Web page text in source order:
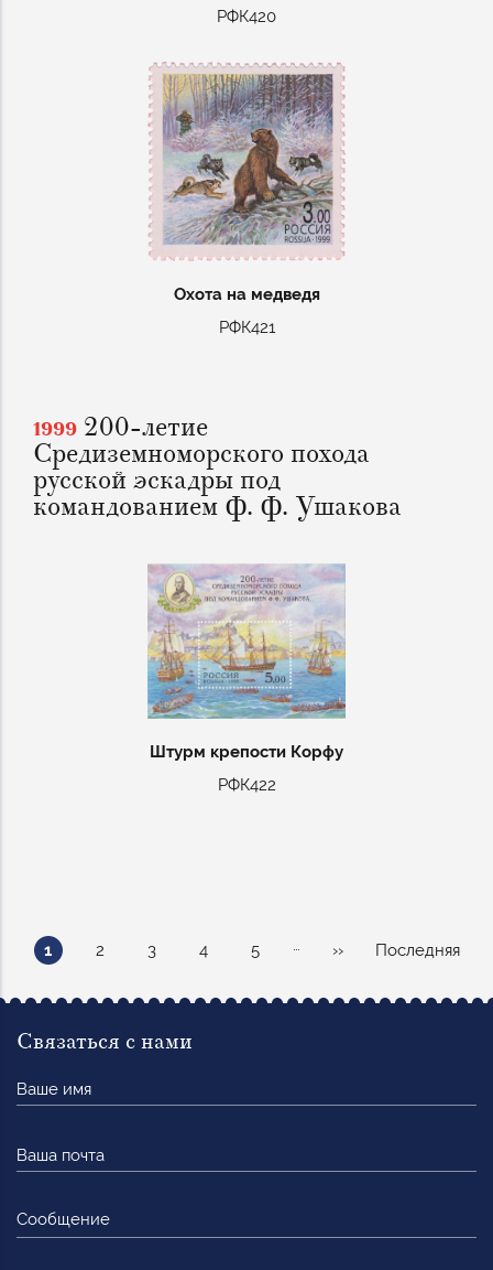
РФК420
Охота на медведя
РФК421
1999 200-летие
Средиземноморского похода
русской эскадры под
командованием Ф. Ф. Ушакова
Штурм крепости Корфу
РФК422
Нумерация
страницТекущая
1 Page
2 Page
3 Page
4 Page
5 …
Следующая
››
Последняя
Последняя
Связаться с нами
имя
почта
Сообщение